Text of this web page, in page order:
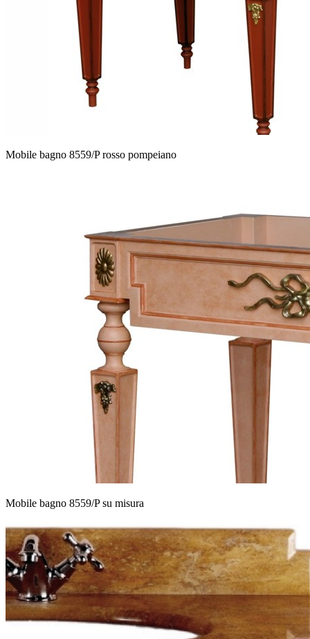
Mobile bagno 8559/P rosso pompeiano
Mobile bagno 8559/P su misura